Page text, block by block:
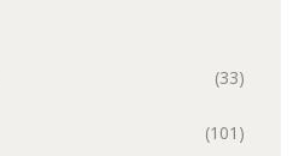
(33)
(101)